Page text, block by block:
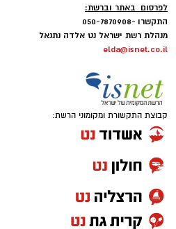
לפרסום באתר וברשת:
התקשרו -050-7870908
מנהלת רשת ישראל נט אלדה נתנאל
elda@isnet.co.il
קבוצת התקשורת ומקומוני הרשת: